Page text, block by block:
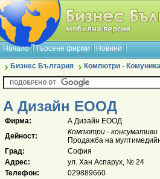
Начало Търсене фирми Новини
Бизнес България Компютри -
А Дизайн ЕООД
Фирма:
А Дизайн ЕООД
Дейност:
Компютри - консумативи
Продажба на
Град:
София
Адрес:
ул. Хан Аспарух, № 24
Телефон:
029889660